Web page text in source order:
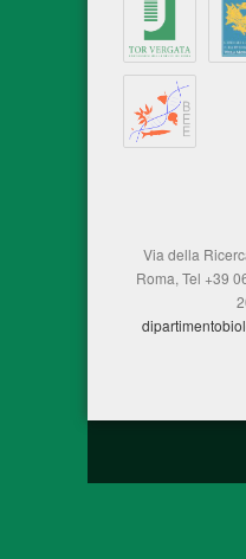
Via della
Roma, Tel +39